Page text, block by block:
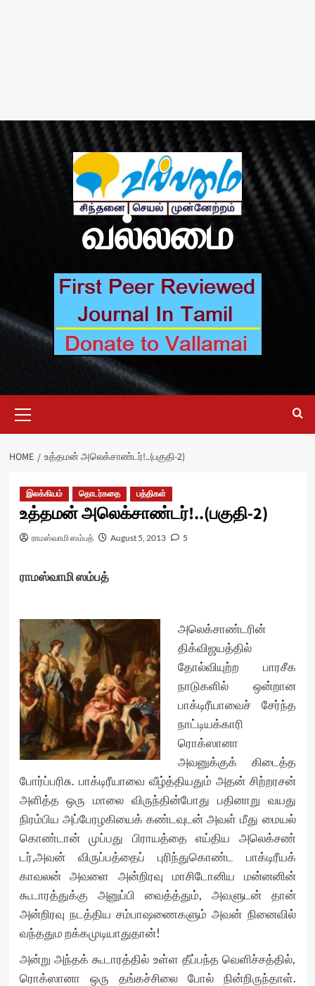
வல்லமை
Menu
HOME உத்தமன் அலெக்சாண்டர்!..(பகுதி-2)
இலக்கியம் தொடர்கதை பத்திகள்
உத்தமன் அலெக்சாண்டர்!..(பகுதி-2)
ராமஸ்வாமி ஸம்பத் August 5, 2013 5
ராமஸ்வாமி ஸம்பத்
அலெக்சாண்டரின்
திக்விஜயத்தில்
தோல்வியுற்ற பாரசீக
நாடுகளில் ஒன்றான
பாக்டிரீயாவைச் சேர்ந்த
நாட்டியக்காரி
ரொக்ஸானா
அவனுக்குக் கிடைத்த
போர்ப்பரிசு. பாக்டிரீயாவை வீழ்த்தியதும் அதன் சிற்றரசன்
அளித்த ஒரு மாலை விருந்தின்போது பதினாறு வயது
நிரம்பிய அப்பேரழகியைக் கண்டவுடன் அவள் மீது மையல்
கொண்டான் முப்பது பிராயத்தை எய்திய அலெக்சண்
டர்,அவன் விருப்பத்தைப் புரிந்துகொண்ட பாக்டிரீயக்
காவலன் அவளை அன்றிரவு மாசிடோனிய மன்னனின்
கூடாரத்துக்கு அனுப்பி வைத்த்தும், அவளுடன் தான்
அன்றிரவு நடத்திய சம்பாஷணைகளும் அவன் நினைவில்
வந்ததும றக்கமுடியாதுதான்!
அன்று அந்தக் கூடாரத்தில் உள்ள தீப்பந்த வெளிச்சத்தில்,
ரொக்ஸானா ஒரு தங்கச்சிலை போல் நின்றிருந்தாள்.